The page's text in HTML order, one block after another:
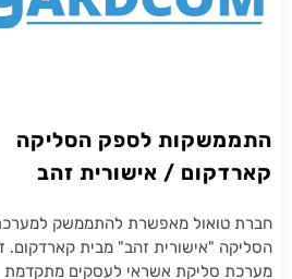
התממשקות לספק הסליקה
קארדקום / אישורית זהב
חברת טואול מאפשרת להתממשק
הסליקה "אישורית זהב" מבית קארדקום.
מערכת סליקת אשראי לעסקים מתקדמת